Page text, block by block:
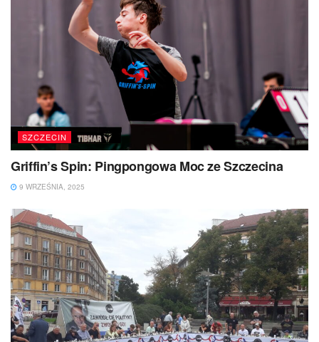
SZCZECIN
Griffin’s Spin: Pingpongowa Moc ze Szczecina
9 WRZEŚNIA, 2025